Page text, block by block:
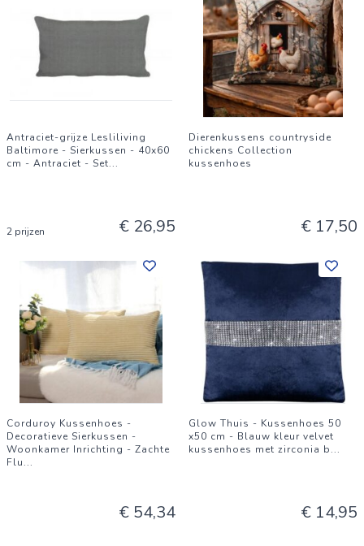
Antraciet-grijze Lesliliving
Baltimore - Sierkussen - 40x60
cm - Antraciet - Set...
2 prijzen € 26,95
Dierenkussens countryside
chickens Collection
kussenhoes
€ 17,50
Corduroy Kussenhoes -
Decoratieve Sierkussen -
Woonkamer Inrichting - Zachte
Flu...
€ 54,34
Glow Thuis - Kussenhoes 50
x50 cm - Blauw kleur velvet
kussenhoes met zirconia b...
€ 14,95